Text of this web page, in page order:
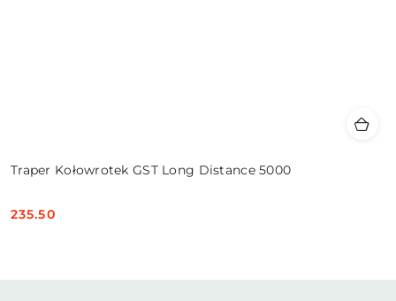
Traper Kołowrotek GST Long Distance 5000
Cena:
235.50